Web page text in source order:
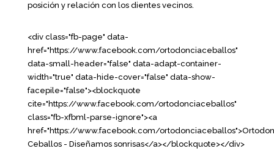
posición y relación con los dientes vecinos.
<div class="fb-page" data-
href="https://www.facebook.com/ortodonciaceballos"
data-small-header="false" data-adapt-container-
width="true" data-hide-cover="false" data-show-
facepile="false"><blockquote
cite="https://www.facebook.com/ortodonciaceballos"
class="fb-xfbml-parse-ignore"><a
href="https://www.facebook.com/
Ceballos - Diseñamos sonrisas</a></blockquote></div>